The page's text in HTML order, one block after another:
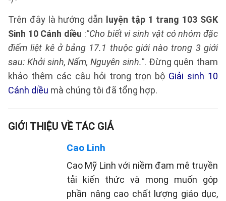
Trên đây là hướng dẫn luyện tập 1 trang 103 SGK
Sinh 10 Cánh diều :"Cho biết vi sinh vật có nhóm đặc
điểm liệt kê ở bảng 17.1 thuộc giới nào trong 3 giới
sau: Khởi sinh, Nấm, Nguyên sinh.". Đừng quên tham
khảo thêm các câu hỏi trong trọn bộ Giải sinh 10
Cánh diều mà chúng tôi đã tổng hợp.
GIỚI THIỆU VỀ TÁC GIẢ
Cao Linh
Cao Mỹ Linh với niềm đam mê truyền
tải kiến thức và mong muốn góp
phần nâng cao chất lượng giáo dục,